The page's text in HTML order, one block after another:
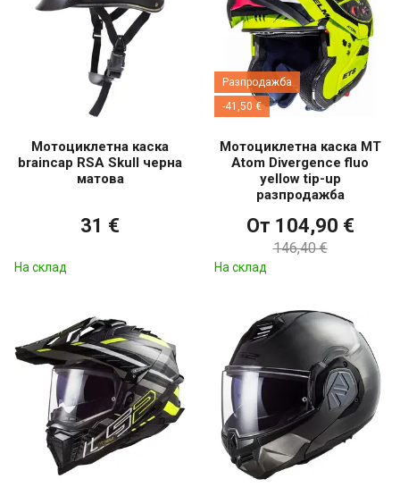
Мотоциклетна каска
braincap RSA Skull черна
матова
31 €
На склад
Разпродажба
-41,50 €
Мотоциклетна каска MT
Atom Divergence fluo
yellow tip-up
разпродажба
От 104,90 €
146,40 €
На склад